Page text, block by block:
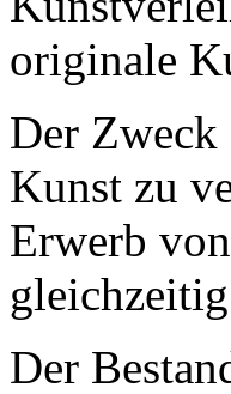
originale
Der Zweck
Kunst zu
Erwerb
Der